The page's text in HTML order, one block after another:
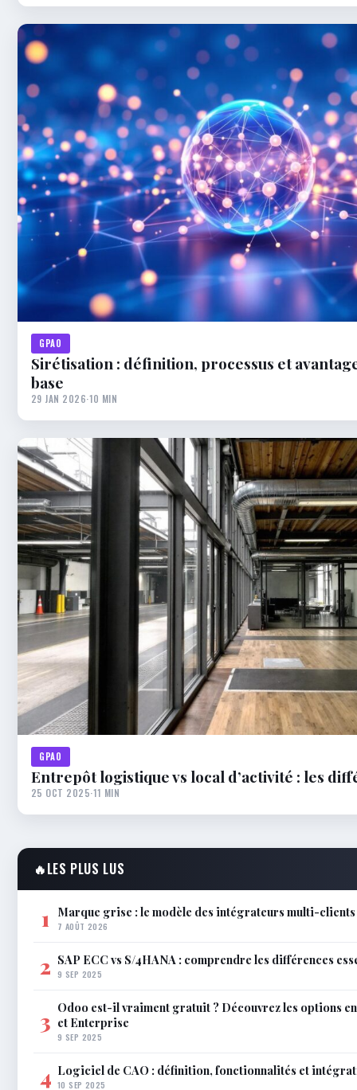
GPAO
Sirétisation : définition, processus et
base
29 JAN 2026·10 MIN
GPAO
Entrepôt logistique vs local d’activité : les
25 OCT 2025·11 MIN
🔥LES PLUS LUS
1 Marque grise : le modèle des intégrateurs multi-clients
7 AOÛT 2026
2 SAP ECC vs S/4HANA : comprendre les différences
9 SEP 2025
3 Odoo est-il vraiment gratuit ? Découvrez les options
et Enterprise
9 SEP 2025
4 Logiciel de CAO : définition, fonctionnalités et
10 SEP 2025